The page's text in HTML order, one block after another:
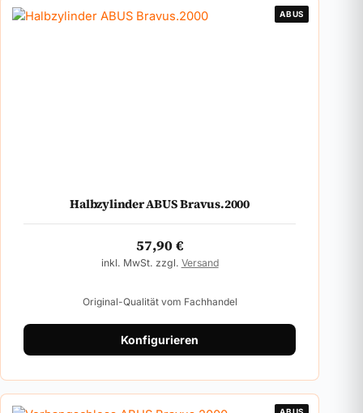
ABUS
Halbzylinder ABUS Bravus.2000
57,90€
inkl. MwSt. zzgl. Versand
Original-Qualität vom Fachhandel
Konfigurieren